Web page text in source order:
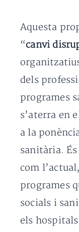
Aquesta
“canvi
dels
programes
s’aterra en
a la
sanitària.
com
programes
socials i
els